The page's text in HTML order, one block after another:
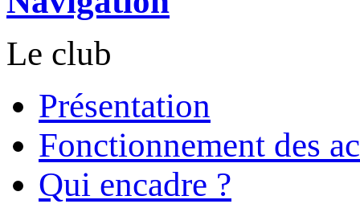
Le club
Présentation
Fonctionnement des
Qui encadre ?